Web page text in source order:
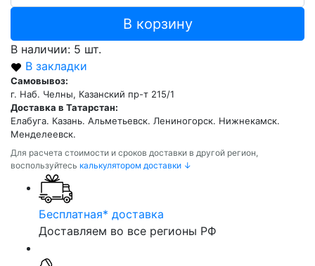
В корзину
В наличии: 5 шт.
В закладки
Самовывоз:
г. Наб. Челны, Казанский пр-т 215/1
Доставка в Татарстан:
Елабуга. Казань. Альметьевск. Лениногорск. Нижнекамск.
Менделеевск.
Для расчета стоимости и сроков доставки в другой регион,
воспользуйтесь калькулятором доставки ↓
Бесплатная* доставка
Доставляем во все регионы РФ